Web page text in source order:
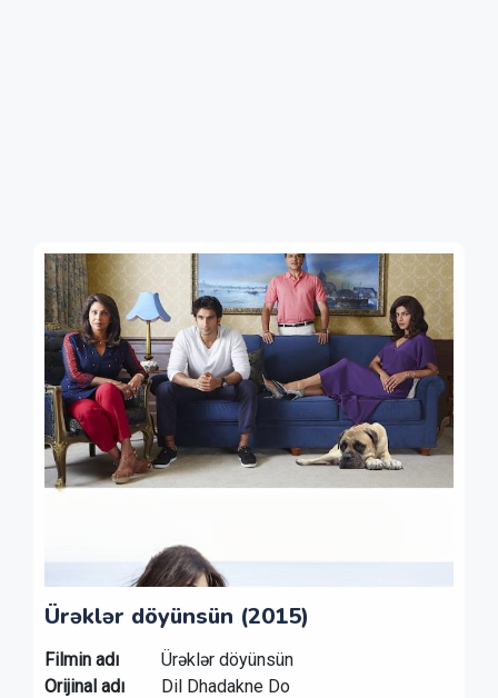
Ürəklər döyünsün (2015)
Filmin adı
Ürəklər döyünsün
Orijinal adı
Dil Dhadakne Do